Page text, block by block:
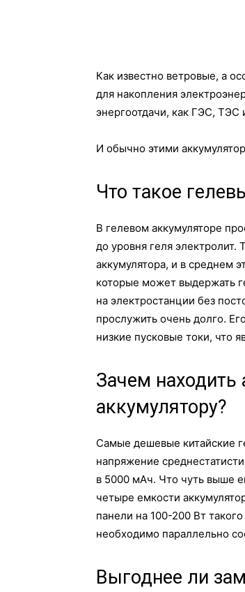
Как известно ветровые, а
для накопления
энергоотдачи, как ГЭС, ТЭС
И обычно этими
Что такое
В гелевом аккумуляторе
до уровня геля электролит.
аккумулятора, и в среднем
которые может выдержать
на электростанции без
прослужить очень долго.
низкие пусковые токи, что
Зачем находить
аккумулятору?
Самые дешевые китайские
напряжение
в 5000 мАч. Что чуть выше
четыре емкости
панели на 100-200 Вт
необходимо параллельно
Выгоднее ли